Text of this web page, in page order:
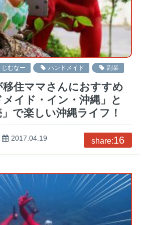
じむなー ハンドメイド 副業
移住ママさんにおすすめ
イド・イン・沖縄」と
」で楽しい沖縄ライフ！
2017.04.19 share:16